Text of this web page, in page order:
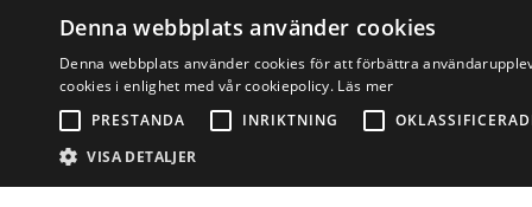
Denna webbplats använder cookies
Denna webbplats använder cookies för att förbättra
cookies i enlighet med vår cookiepolicy. Läs mer
PRESTANDA
INRIKTNING
VISA DETALJER